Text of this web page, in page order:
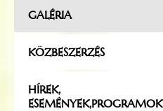
GALÉRIA
KÖZBESZERZÉS
HÍREK,
ESEMÉNYEK,PROGRAMOK